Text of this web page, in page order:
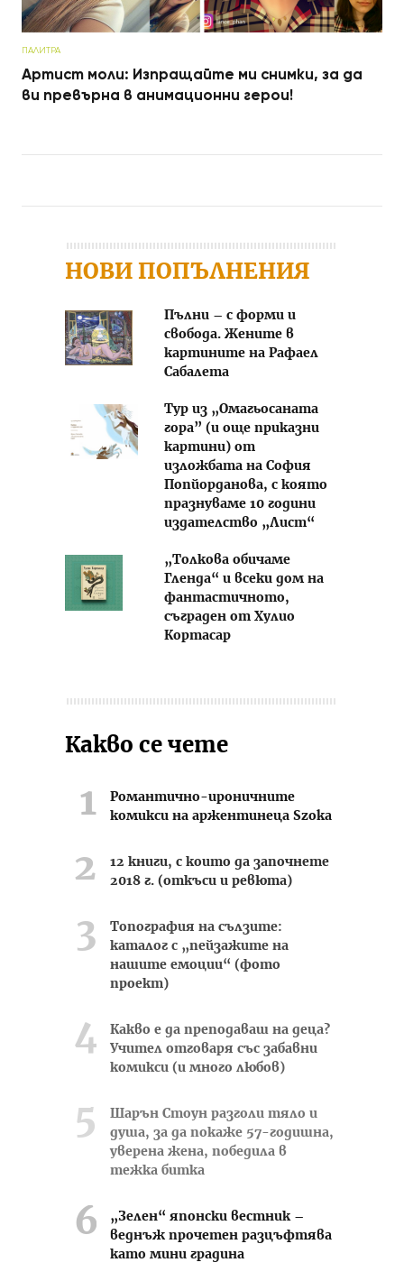
ПАЛИТРА
Артист моли: Изпращайте ми снимки, за да
ви превърна в анимационни герои!
НОВИ ПОПЪЛНЕНИЯ
Пълни – с форми и
свобода. Жените в
картините на Рафаел
Сабалета
Тур из „Омагьосаната
гора” (и още приказни
картини) от
изложбата на София
Попйорданова, с която
празнуваме 10 години
издателство „Лист“
„Толкова обичаме
Гленда“ и всеки дом на
фантастичното,
съграден от Хулио
Кортасар
Какво се чете
Романтично-ироничните
комикси на аржентинеца Szoka
12 книги, с които да започнете
2018 г. (откъси и ревюта)
Топография на сълзите:
каталог с „пейзажите на
нашите емоции“ (фото
проект)
Какво е да преподаваш на деца?
Учител отговаря със забавни
комикси (и много любов)
Шарън Стоун разголи тяло и
душа, за да покаже 57-годишна,
уверена жена, победила в
тежка битка
„Зелен“ японски вестник –
веднъж прочетен разцъфтява
като мини градина